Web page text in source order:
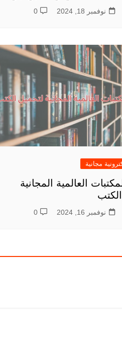
نوفمبر 18, 2024 0
مجانية
العالمية المجانية
نوفمبر 16, 2024 0